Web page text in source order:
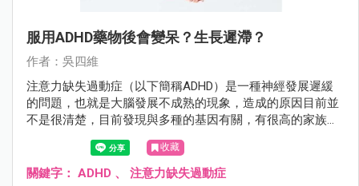
服用ADHD藥物後會變呆？生長遲滯？
作者：吳四維
注意力缺失過動症（以下簡稱ADHD）是一種神經發展遲緩
的問題，也就是大腦發展不成熟的現象，造成的原因目前並
不是很清楚，目前發現與多種的基因有關，有很高的家族遺
傳性，常合併其他的精神疾病如自閉症、妥瑞氏症、品行問
題、情緒障礙等。
收藏
關鍵字： ADHD 、 注意力缺失過動症